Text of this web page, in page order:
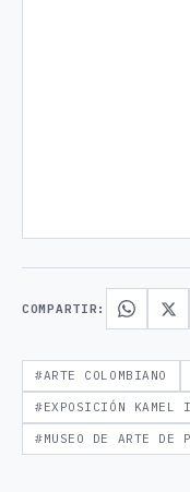
COMPARTIR:
#ARTE COLOMBIANO
#EXPOSICIÓN KAMEL
#MUSEO DE ARTE DE